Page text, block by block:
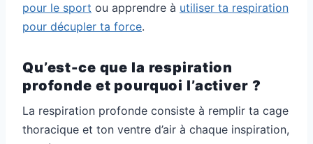
pour le sport ou apprendre à utiliser ta respiration
pour décupler ta force.
Qu’est-ce que la respiration
profonde et pourquoi l’activer ?
La respiration profonde consiste à remplir ta cage
thoracique et ton ventre d’air à chaque inspiration,